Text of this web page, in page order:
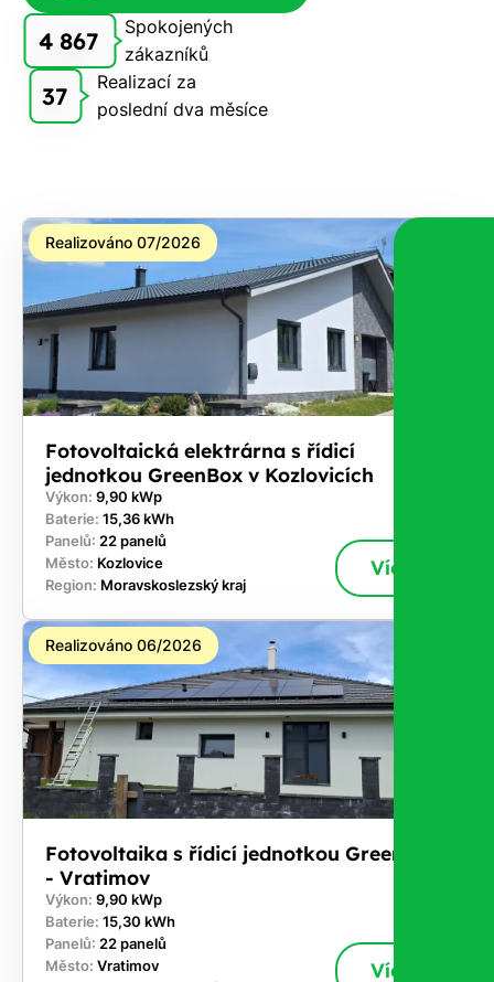
zdarma
pošleme,
na co
máte
nárok.
a nic Vás
to
nestojí.
4 867
Spokojených
zákazníků
37
Realizací za
poslední dva měsíce
Realizováno 07/2026
Fotovoltaická elektrárna s řídicí
jednotkou GreenBox v Kozlovicích
Výkon: 9,90 kWp
Baterie: 15,36 kWh
Panelů: 22 panelů
Město: Kozlovice
Region: Moravskoslezský kraj
Více
Realizováno 06/2026
Fotovoltaika s řídicí jednotkou GreenBox
- Vratimov
Výkon: 9,90 kWp
Baterie: 15,30 kWh
Panelů: 22 panelů
Město: Vratimov
Více